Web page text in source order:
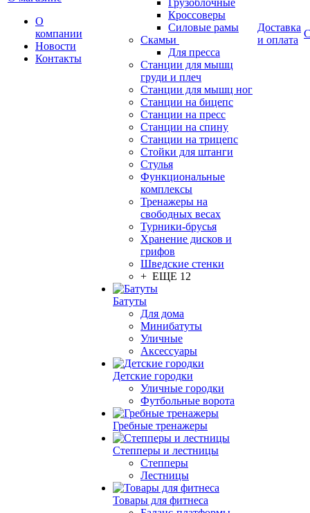
О
компании
Новости
Контакты
Грузоблочные
Кроссоверы
Силовые рамы
Скамьи
Для пресса
Станции для мышц
груди и плеч
Станции для мышц ног
Станции на бицепс
Станции на пресс
Станции на спину
Станции на трицепс
Стойки для штанги
Стулья
Функциональные
комплексы
Тренажеры на
свободных весах
Турники-брусья
Хранение дисков и
грифов
Шведские стенки
+ ЕЩЕ 12
Батуты
Для дома
Минибатуты
Уличные
Аксессуары
Детские городки
Уличные городки
Футбольные ворота
Гребные тренажеры
Степперы и лестницы
Степперы
Лестницы
Товары для фитнеса
Доставка
и оплата